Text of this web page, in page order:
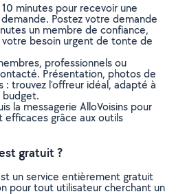
minutes pour recevoir une
Postez votre demande
un membre de confiance,
besoin urgent de tonte de
professionnels ou
Présentation, photos de
: trouvez l'offreur idéal, adapté à
la messagerie AlloVoisins pour
efficaces grâce aux outils
gratuit ?
un service entièrement gratuit
pour tout utilisateur cherchant un